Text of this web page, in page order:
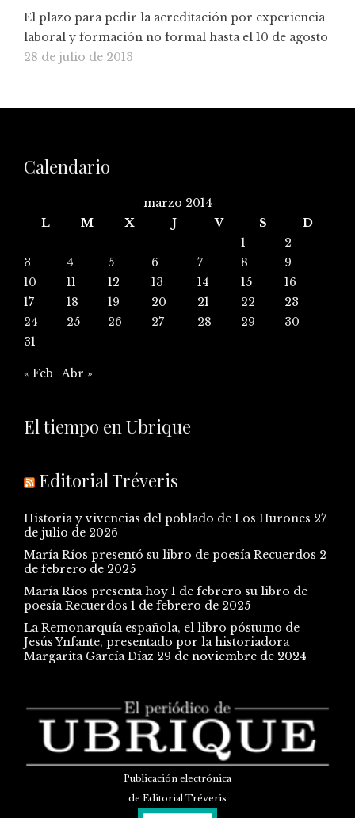
El plazo para pedir la acreditación por experiencia
laboral y formación no formal hasta el 10 de agosto
28 de julio de 2013
Calendario
marzo 2014
L
M X J V S
D
1
2
3
4 5 6 7 8
9
10
11 12 13 14 15
16
17
18 19 20 21 22
23
24
25 26 27 28 29
30
31
« Feb Abr »
El tiempo en Ubrique
Editorial Tréveris
Historia y vivencias del poblado de Los Hurones 27
de julio de 2026
María Ríos presentó su libro de poesía Recuerdos 2
de febrero de 2025
María Ríos presenta hoy 1 de febrero su libro de
poesía Recuerdos 1 de febrero de 2025
La Remonarquía española, el libro póstumo de
Jesús Ynfante, presentado por la historiadora
Margarita García Díaz 29 de noviembre de 2024
Publicación electrónica
de Editorial Tréveris